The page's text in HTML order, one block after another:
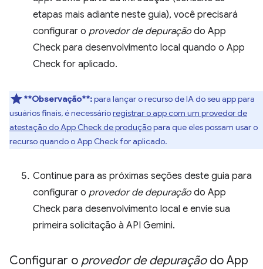
etapas mais adiante neste guia), você precisará
configurar o provedor de depuração do App
Check para desenvolvimento local quando o App
Check for aplicado.
**Observação**:para lançar o recurso de IA do seu app para
usuários finais, é necessárioregistrar o app com um provedor de
atestação do App Check de produçãopara que eles possam usar o
recurso quando o App Check for aplicado.
Continue para as próximas seções deste guia para
configurar o provedor de depuração do App
Check para desenvolvimento local e envie sua
primeira solicitação à API Gemini.
Configurar o provedor de depuraçãodo App